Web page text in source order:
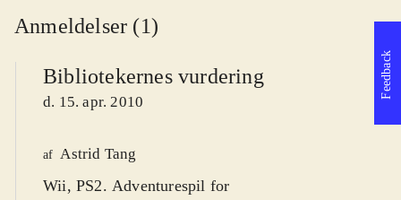
Anmeldelser (1)
Bibliotekernes vurdering
d. 15. apr. 2010
af Astrid Tang
Wii, PS2. Adventurespil for
Feedback